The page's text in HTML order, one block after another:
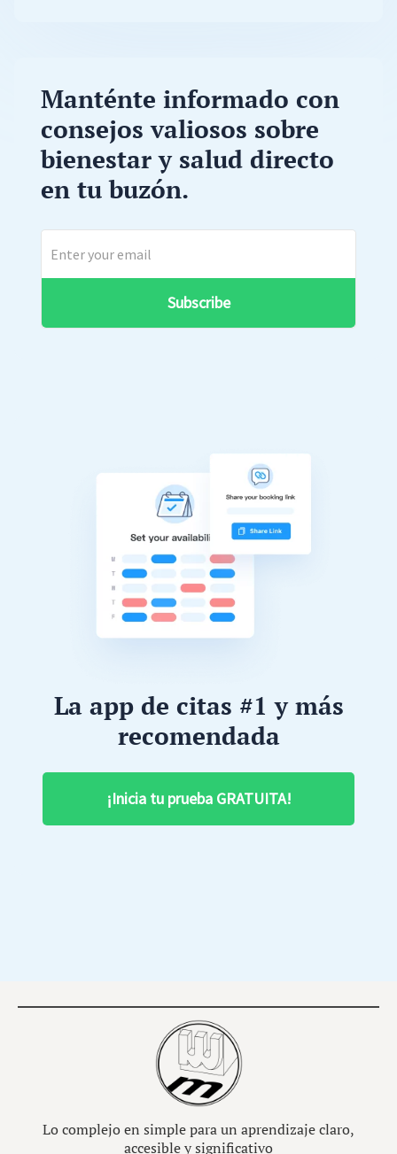
Manténte informado con
consejos valiosos sobre
bienestar y salud directo
en tu buzón.
Subscribe
La app de citas #1 y más
recomendada
¡Inicia tu prueba GRATUITA!
Lo complejo en simple para un aprendizaje claro,
accesible y significativo